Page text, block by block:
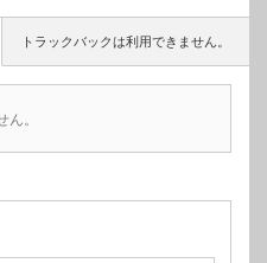
トラックバックは利用できません。
。